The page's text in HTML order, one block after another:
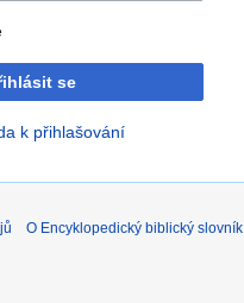
se
k přihlašování
O Encyklopedický biblický slovník